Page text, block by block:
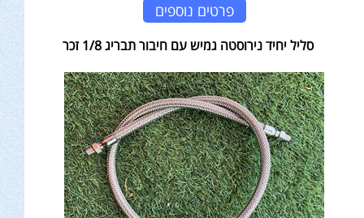
פרטים נוספים
סליל יחיד נירוסטה גמיש עם חיבור תבריג 1/8 זכר